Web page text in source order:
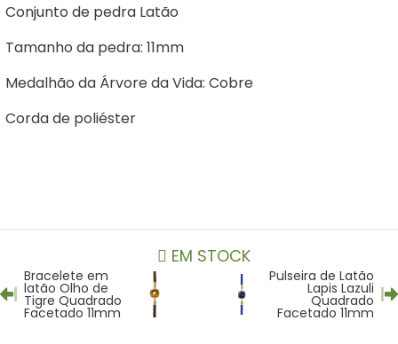
Conjunto de pedra Latão
Tamanho da pedra: 11mm
Medalhão da Árvore da Vida: Cobre
Corda de poliéster
EM STOCK
Bracelete em
latão Olho de
Tigre Quadrado
Facetado 11mm
Pulseira de Latão
Lapis Lazuli
Quadrado
Facetado 11mm